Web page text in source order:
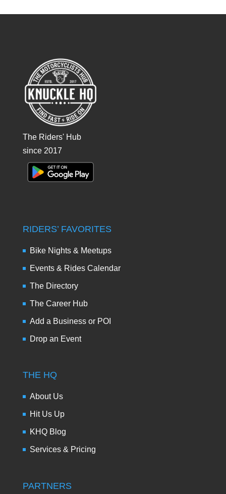
The Riders' Hub
since 2017
RIDERS’ FAVORITES
Bike Nights & Meetups
Events & Rides Calendar
The Directory
The Career Hub
Add a Business or POI
Drop an Event
THE HQ
About Us
Hit Us Up
KHQ Blog
Services & Pricing
PARTNERS